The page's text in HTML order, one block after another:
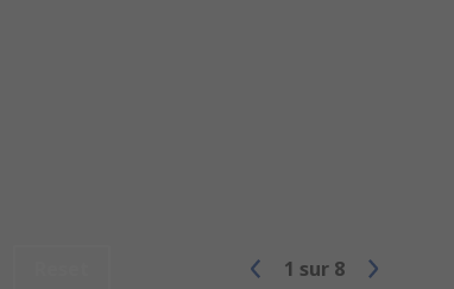
1 sur 8